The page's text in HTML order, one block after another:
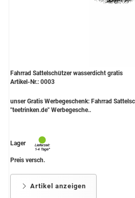
Fahrrad Sattelschützer wasserdicht gratis
Artikel-Nr.: 0003
unser Gratis Werbegeschenk: Fahrrad
"teetrinken.de" Werbegesche..
Lager
Preis versch.
Artikel anzeigen